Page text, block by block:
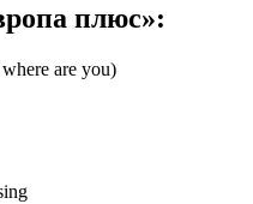
плюс»:
are you)